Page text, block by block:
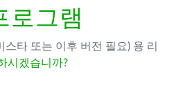
로그램
타 또는 이후 버전 필요) 용 리
시겠습니까?